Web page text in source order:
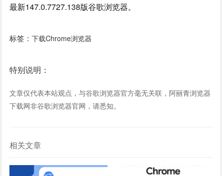
最新147.0.7727.138版谷歌浏览器。
标签：下载Chrome浏览器
特别说明：
文章仅代表本站观点，与谷歌浏览器官方毫无关联，阿丽青浏览器
下载网非谷歌浏览器官网，请悉知。
相关文章